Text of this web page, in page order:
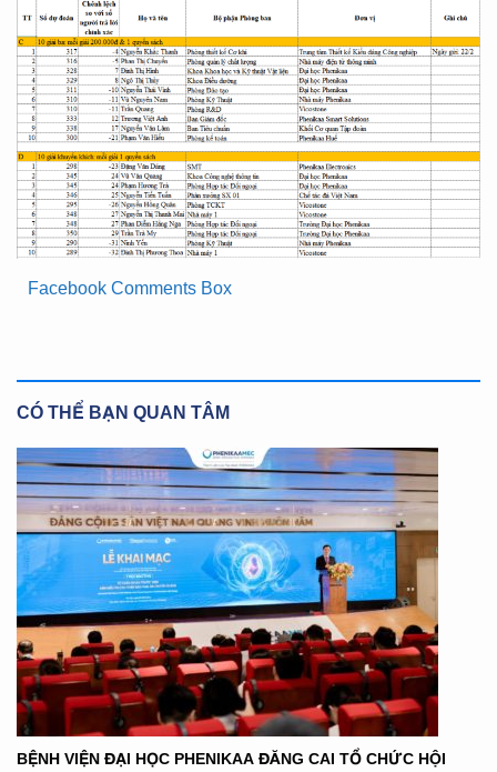
Facebook Comments Box
CÓ THỂ BẠN QUAN TÂM
BỆNH VIỆN ĐẠI HỌC PHENIKAA ĐĂNG CAI TỔ CHỨC HỘI